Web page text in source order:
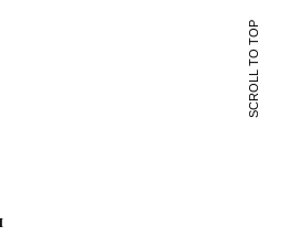
SCROLL TO TOP